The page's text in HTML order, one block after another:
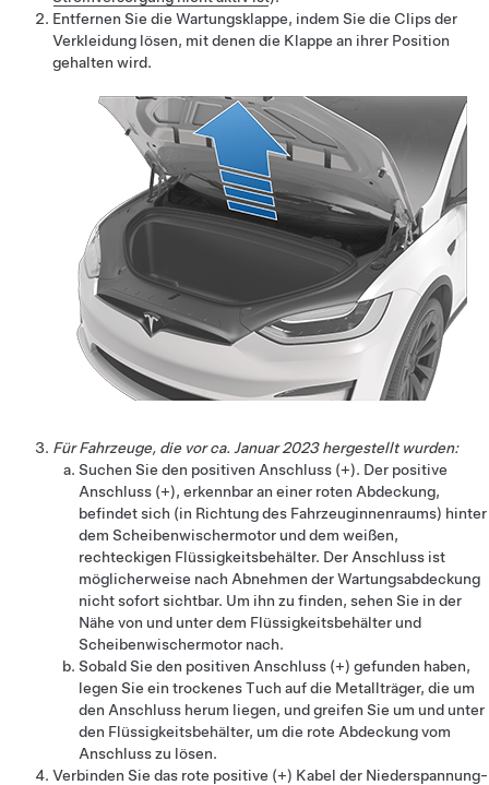
Entfernen Sie die Wartungsklappe, indem Sie die Clips der
Verkleidung lösen, mit denen die Klappe an ihrer Position
gehalten wird.
Für Fahrzeuge, die vor ca. Januar 2023 hergestellt wurden:
Suchen Sie den positiven Anschluss (+). Der positive
Anschluss (+), erkennbar an einer roten Abdeckung,
befindet sich (in Richtung des Fahrzeuginnenraums) hinter
dem Scheibenwischermotor und dem weißen,
rechteckigen Flüssigkeitsbehälter. Der Anschluss ist
möglicherweise nach Abnehmen der Wartungsabdeckung
nicht sofort sichtbar. Um ihn zu finden, sehen Sie in der
Nähe von und unter dem Flüssigkeitsbehälter und
Scheibenwischermotor nach.
Sobald Sie den positiven Anschluss (+) gefunden haben,
legen Sie ein trockenes Tuch auf die Metallträger, die um
den Anschluss herum liegen, und greifen Sie um und unter
den Flüssigkeitsbehälter, um die rote Abdeckung vom
Anschluss zu lösen.
Verbinden Sie das rote positive (+) Kabel der Niederspannung-